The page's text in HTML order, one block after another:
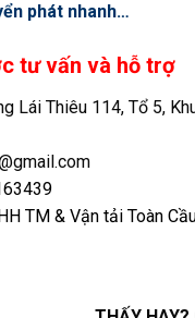
phát nhanh…
tư vấn và hỗ trợ
Lái Thiêu 114, Tổ 5,
TM & Vận tải Toàn